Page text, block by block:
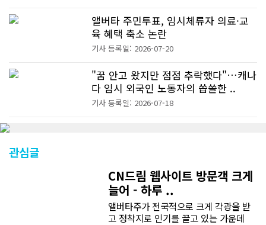
앨버타 주민투표, 임시체류자 의료·교
육 혜택 축소 논란
기사 등록일: 2026-07-20
"꿈 안고 왔지만 점점 추락했다"…캐나
다 임시 외국인 노동자의 씁쓸한 ..
기사 등록일: 2026-07-18
관심글
CN드림 웹사이트 방문객 크게
늘어 - 하루 ..
앨버타주가 전국적으로 크게 각광을 받
고 정착지로 인기를 끌고 있는 가운데